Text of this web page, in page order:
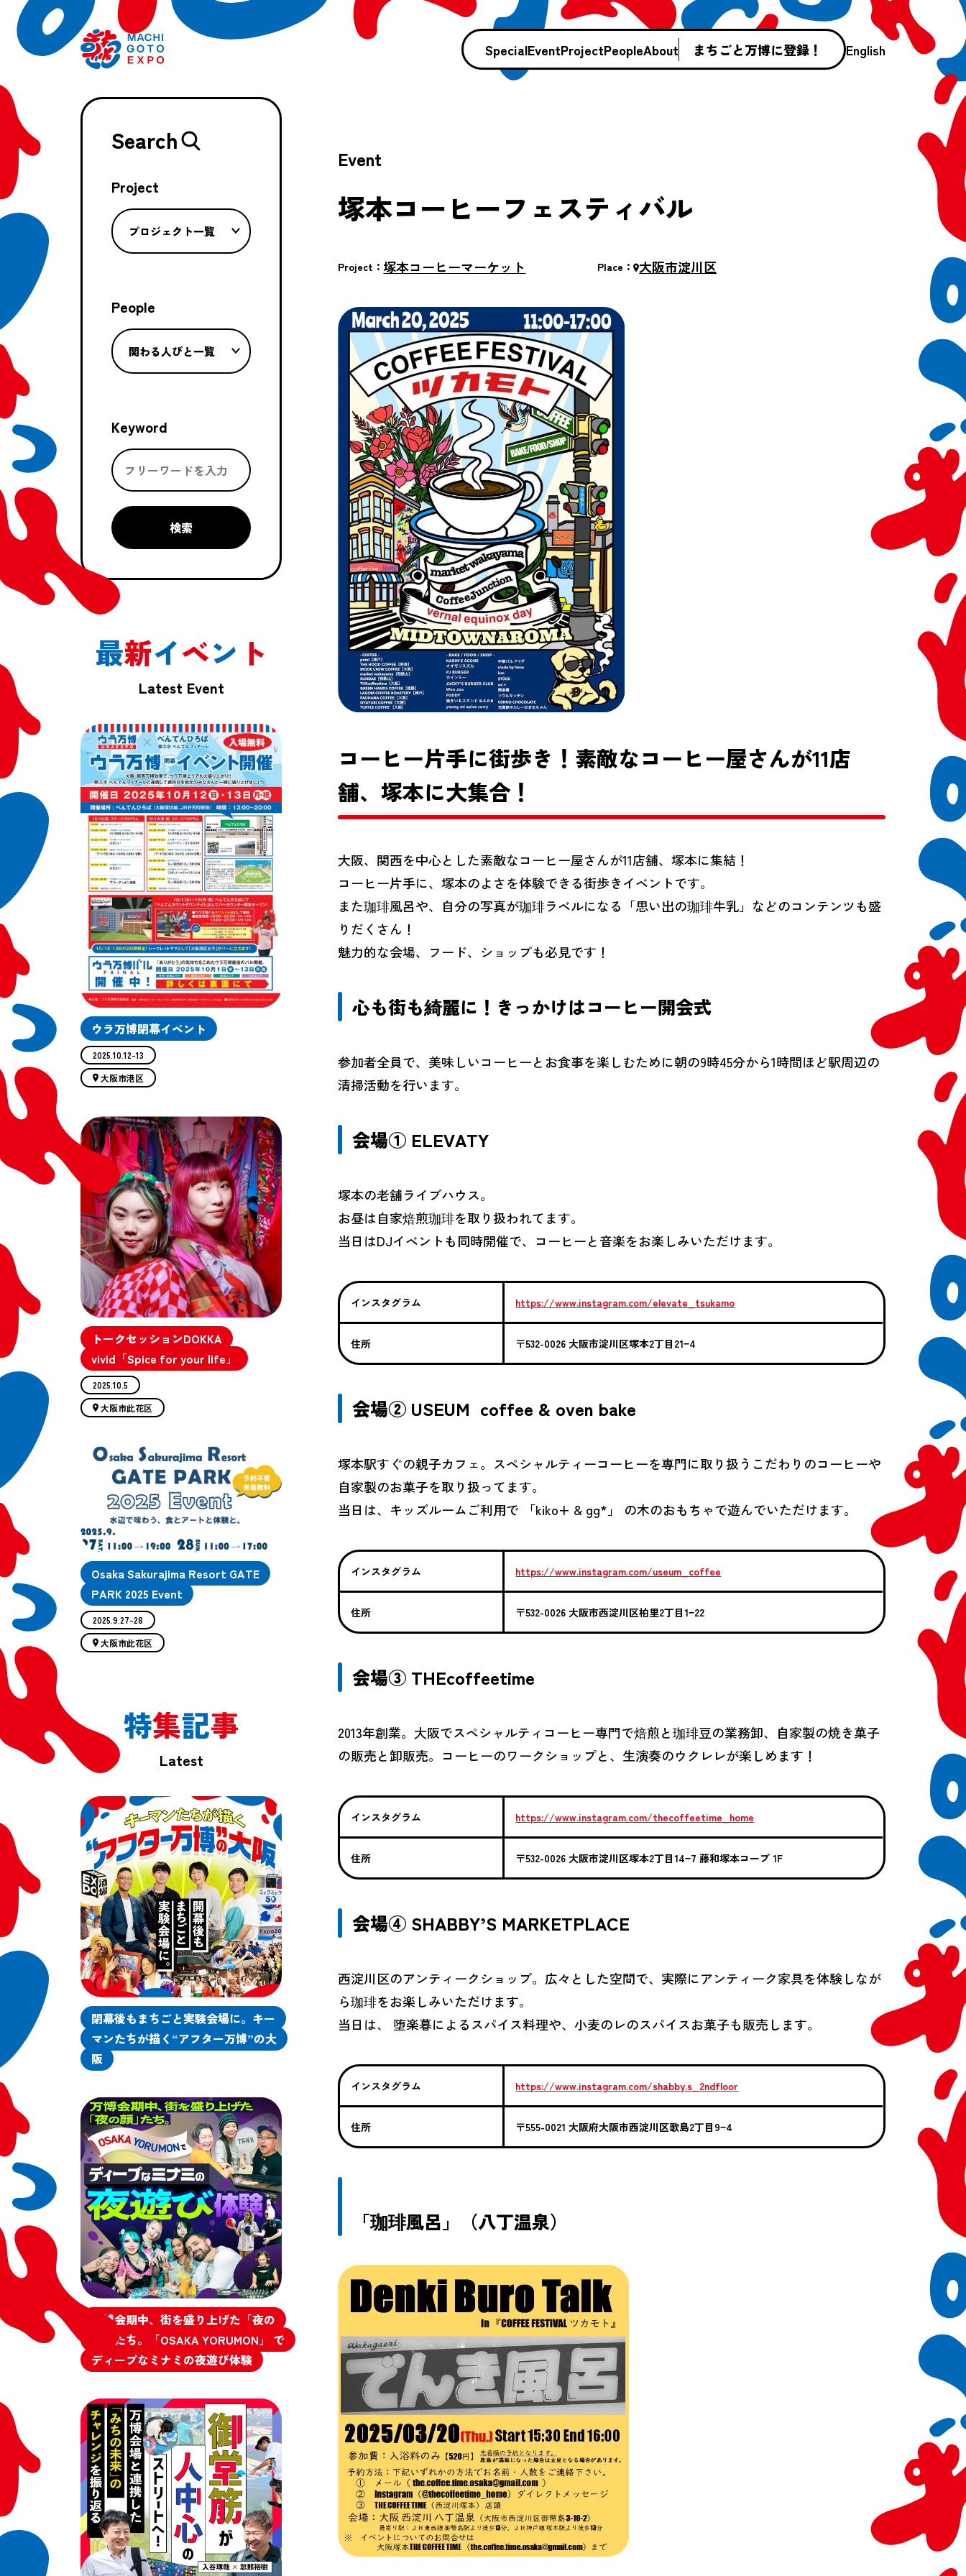
SpecialEventProjectPeopleAbout まちごと万博に登録！ English
Search
Project
プロジェクト一覧
People
関わる人びと一覧
Keyword
検索
最新イベン ト
Latest Event
ウラ万博閉幕イベント
2025.10.12-13
大阪市港区
トークセッションDOKKA
vivid「Spice for your life」
2025.10.5
大阪市此花区
Osaka Sakurajima Resort GATE
PARK 2025 Event
2025.9.27-28
大阪市此花区
特集記事
Latest
閉幕後もまちごと実験会場に。キー
マンたちが描く“アフター万博”の大
阪
万博会期中、街を盛り上げた「夜の
顔」たち。「OSAKA YORUMON」 で
ディープなミナミの夜遊び体験
Event
塚本コーヒーフェスティバル
Project： 塚本コーヒーマーケット Place： 大阪市淀川区
コーヒー片手に街歩き！素敵なコーヒー屋さんが11店
舗、塚本に大集合！
大阪、関西を中心とした素敵なコーヒー屋さんが11店舗、塚本に集結！
コーヒー片手に、塚本のよさを体験できる街歩きイベントです。
また珈琲風呂や、自分の写真が珈琲ラベルになる「思い出の珈琲牛乳」などのコンテンツも盛
りだくさん！
魅力的な会場、フード、ショップも必見です！
心も街も綺麗に！きっかけはコーヒー開会式
参加者全員で、美味しいコーヒーとお食事を楽しむために朝の9時45分から1時間ほど駅周辺の
清掃活動を行います。
会場① ELEVATY
塚本の老舗ライブハウス。
お昼は自家焙煎珈琲を取り扱われてます。
当日はDJイベントも同時開催で、コーヒーと音楽をお楽しみいただけます。
インスタグラム https://www.instagram.com/elevate_tsukamo
住所 〒532-0026 大阪市淀川区塚本2丁目21−4
会場② USEUM coffee & oven bake
塚本駅すぐの親子カフェ。スペシャルティーコーヒーを専門に取り扱うこだわりのコーヒーや
自家製のお菓子を取り扱ってます。
当日は、キッズルームご利用で 「kiko+ & gg*」 の木のおもちゃで遊んでいただけます。
インスタグラム https://www.instagram.com/useum_coffee
住所 〒532-0026 大阪市西淀川区柏里2丁目1−22
会場③ THEcoffeetime
2013年創業。大阪でスペシャルティコーヒー専門で焙煎と珈琲豆の業務卸、自家製の焼き菓子
の販売と卸販売。コーヒーのワークショップと、生演奏のウクレレが楽しめます！
インスタグラム https://www.instagram.com/thecoffeetime_home
住所 〒532-0026 大阪市淀川区塚本2丁目14−7 藤和塚本コープ 1F
会場④ SHABBY’S MARKETPLACE
西淀川区のアンティークショップ。広々とした空間で、実際にアンティーク家具を体験しなが
ら珈琲をお楽しみいただけます。
当日は、 堕楽暮によるスパイス料理や、小麦のレのスパイスお菓子も販売します。
インスタグラム https://www.instagram.com/shabby.s_2ndfloor
住所 〒555-0021 大阪府大阪市西淀川区歌島2丁目9−4
「珈琲風呂」（八丁温泉）